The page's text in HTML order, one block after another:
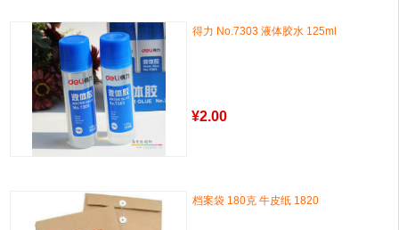
得力 No.7303 液体胶水 125ml
¥2.00
档案袋 180克 牛皮纸 1820